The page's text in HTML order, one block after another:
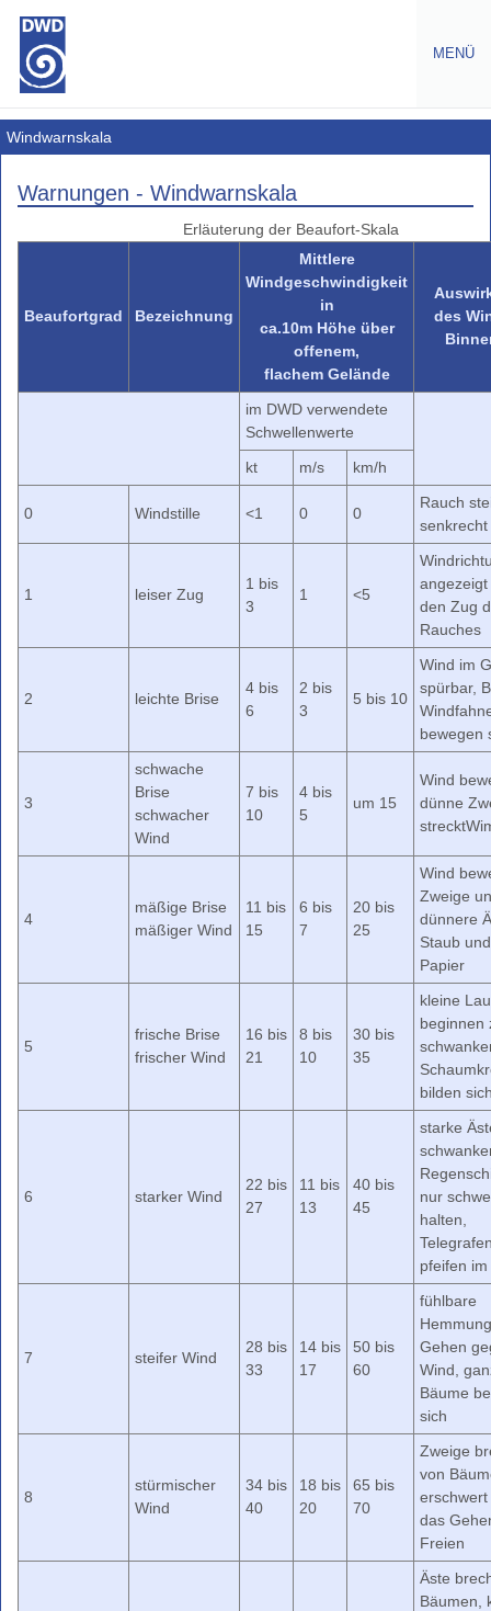
MENÜ
Warnungen
Amtliche
Warnungen
Gesundheit
(Wald-,
Binnenseewarnungen
Windwarnskala
Hochwasserzentralen
Partner
Windwarnskala
Warnungen - Windwarnskala
Erläuterung der Beaufort-Skala
Beaufortgrad Bezeichnung
Mittlere
Windgeschwindigkeit
in
ca.10m Höhe über
offenem,
flachem Gelände
des
im DWD verwendete
Schwellenwerte
kt
m/s km/h
0 Windstille <1 0 0
Rauch
senkrecht
1 leiser Zug
1 bis
3
1 <5
den Zug
Rauches
2 leichte Brise
4 bis
6
2 bis
3
5 bis 10
Wind im
spürbar,
bewegen
3
schwache
Brise
schwacher
Wind
7 bis
10
4 bis
5
um 15
Wind
dünne
4
mäßige Brise
mäßiger Wind
11 bis
15
6 bis
7
20 bis
25
Wind
Zweige
dünnere
Staub
Papier
5
frische Brise
frischer Wind
16 bis
21
8 bis
10
30 bis
35
kleine
beginnen
bilden
6 starker Wind
22 bis
27
11 bis
13
40 bis
45
starke
nur
halten,
pfeifen
7 steifer Wind
28 bis
33
14 bis
17
50 bis
60
fühlbare
Gehen
Wind,
Bäume
sich
8
stürmischer
Wind
34 bis
40
18 bis
20
65 bis
70
Zweige
von
das
Freien
Äste
Bäumen,